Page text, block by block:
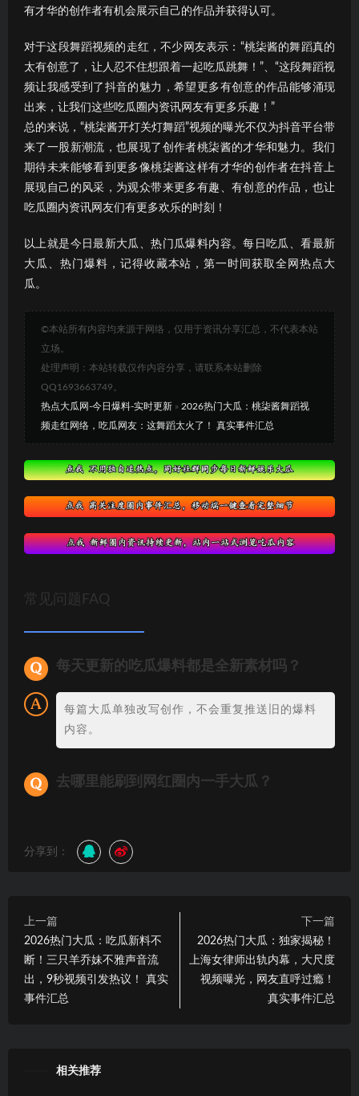
有才华的创作者有机会展示自己的作品并获得认可。
对于这段舞蹈视频的走红，不少网友表示：“桃柒酱的舞蹈真的
太有创意了，让人忍不住想跟着一起吃瓜跳舞！”、“这段舞蹈视
频让我感受到了抖音的魅力，希望更多有创意的作品能够涌现
出来，让我们这些吃瓜圈内资讯网友有更多乐趣！”
总的来说，“桃柒酱开灯关灯舞蹈”视频的曝光不仅为抖音平台带
来了一股新潮流，也展现了创作者桃柒酱的才华和魅力。我们
期待未来能够看到更多像桃柒酱这样有才华的创作者在抖音上
展现自己的风采，为观众带来更多有趣、有创意的作品，也让
吃瓜圈内资讯网友们有更多欢乐的时刻！
以上就是今日最新大瓜、热门瓜爆料内容。每日吃瓜、看最新
大瓜、热门爆料，记得收藏本站，第一时间获取全网热点大
瓜。
©本站所有内容均来源于网络，仅用于资讯分享汇总，不代表本站
立场。
处理声明：本站转载仅作内容分享，请联系本站删除
QQ1693663749。
热点大瓜网-今日爆料-实时更新 » 2026热门大瓜：桃柒酱舞蹈视
频走红网络，吃瓜网友：这舞蹈太火了！ 真实事件汇总
常见问题FAQ
每天更新的吃瓜爆料都是全新素材吗？
每篇大瓜单独改写创作，不会重复推送旧的爆料
内容。
去哪里能刷到网红圈内一手大瓜？
分享到：
上一篇
2026热门大瓜：吃瓜新料不
断！三只羊乔妹不雅声音流
出，9秒视频引发热议！ 真实
事件汇总
下一篇
2026热门大瓜：独家揭秘！
上海女律师出轨内幕，大尺度
视频曝光，网友直呼过瘾！
真实事件汇总
相关推荐